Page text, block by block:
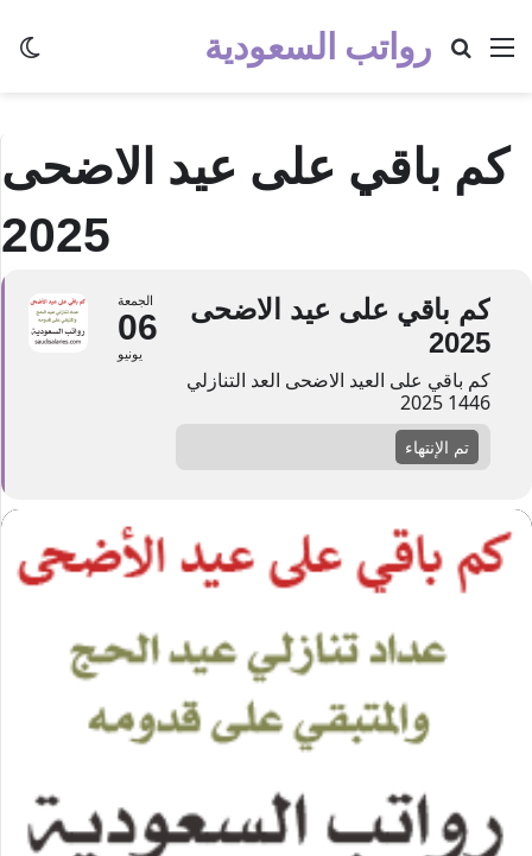
رواتب السعودية القائمة بحث عن
كم باقي على عيد الاضحى
2025
الجمعة
06
يونيو
كم باقي على عيد الاضحى
2025
كم باقي على العيد الاضحى العد التنازلي
1446 2025
تم الإنتهاء